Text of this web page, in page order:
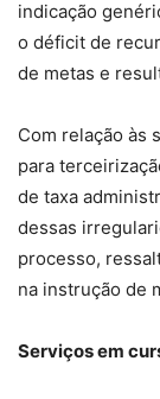
indicação
o déficit de
de metas e
Com relação às
para
de taxa
dessas
processo,
na instrução de
Serviços em